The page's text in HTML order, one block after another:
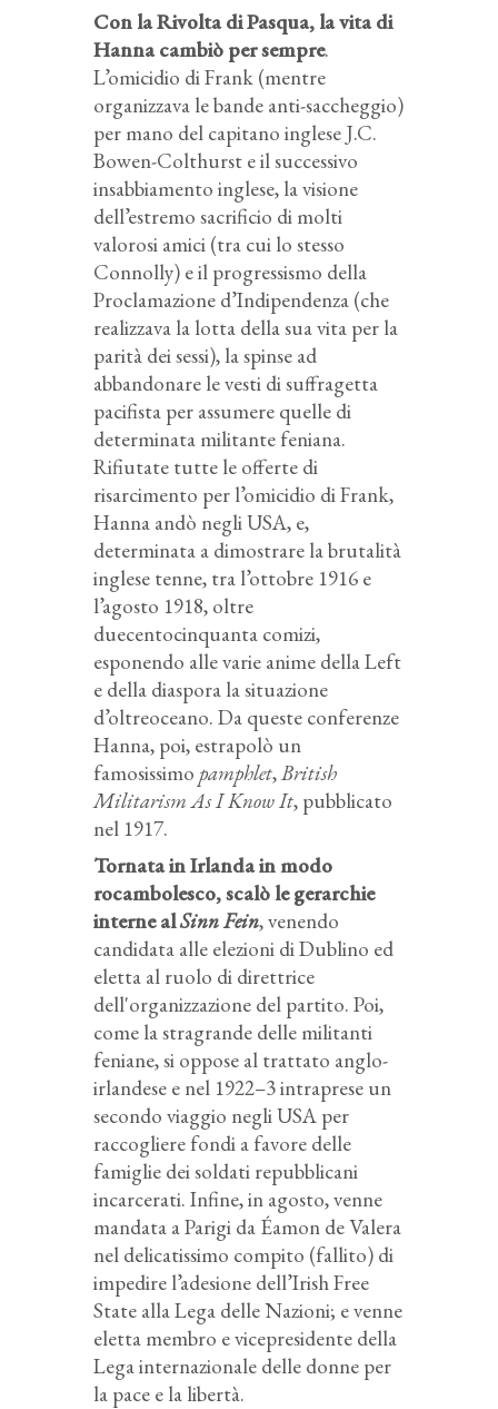
Con la Rivolta di Pasqua, la vita di
Hanna cambiò per sempre.
L’omicidio di Frank (mentre
organizzava le bande anti-saccheggio)
per mano del capitano inglese J.C.
Bowen-Colthurst e il successivo
insabbiamento inglese, la visione
dell’estremo sacrificio di molti
valorosi amici (tra cui lo stesso
Connolly) e il progressismo della
Proclamazione d’Indipendenza (che
realizzava la lotta della sua vita per la
parità dei sessi), la spinse ad
abbandonare le vesti di suffragetta
pacifista per assumere quelle di
determinata militante feniana.
Rifiutate tutte le offerte di
risarcimento per l’omicidio di Frank,
Hanna andò negli USA, e,
determinata a dimostrare la brutalità
inglese tenne, tra l’ottobre 1916 e
l’agosto 1918, oltre
duecentocinquanta comizi,
esponendo alle varie anime della Left
e della diaspora la situazione
d’oltreoceano. Da queste conferenze
Hanna, poi, estrapolò un
famosissimo pamphlet,British
Militarism As I Know It, pubblicato
nel 1917.
Tornata in Irlanda in modo
rocambolesco, scalò le gerarchie
interne alSinn Fein, venendo
candidata alle elezioni di Dublino ed
eletta al ruolo di direttrice
dell'organizzazione del partito. Poi,
come la stragrande delle militanti
feniane, si oppose al trattato anglo-
irlandese e nel 1922–3 intraprese un
secondo viaggio negli USA per
raccogliere fondi a favore delle
famiglie dei soldati repubblicani
incarcerati. Infine, in agosto, venne
mandata a Parigi da Éamon de Valera
nel delicatissimo compito (fallito) di
impedire l’adesione dell’Irish Free
State alla Lega delle Nazioni; e venne
eletta membro e vicepresidente della
Lega internazionale delle donne per
la pace e la libertà.